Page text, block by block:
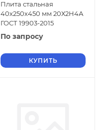
Плита стальная
40х250х450 мм 20Х2Н4А
ГОСТ 19903-2015
По запросу
КУПИТЬ